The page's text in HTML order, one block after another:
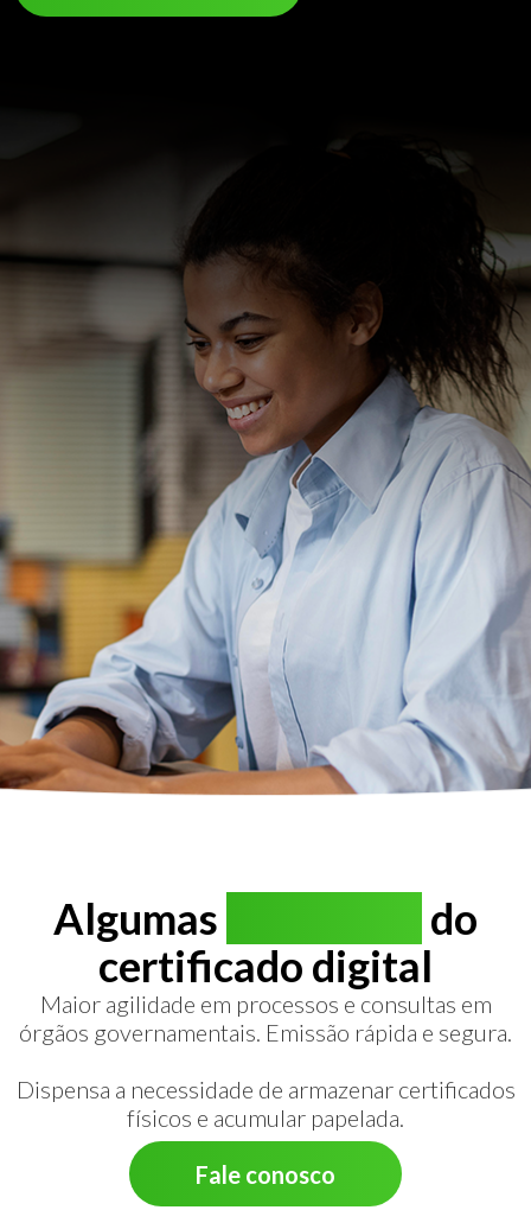
Algumas
do
certificado digital
Maior agilidade em processos e consultas em
órgãos governamentais. Emissão rápida e segura.
Dispensa a necessidade de armazenar certificados
físicos e acumular papelada.
Fale conosco